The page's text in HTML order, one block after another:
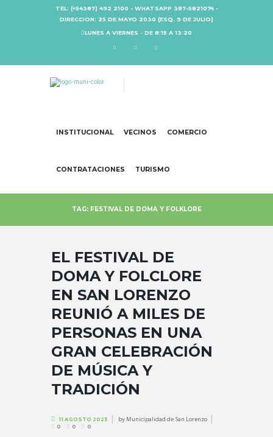
TEL: (+54387) 492 2100 - WHATSAPP 387-5821074 -
DIRECCION: 25 DE MAYO 2030 (ESQ. 9 DE JULIO)
LUNES A VIERNES - DE 8:15 A 13:20
INSTITUCIONAL VECINOS COMERCIO
CONTRATACIONES TURISMO
TAG: FESTIVAL DE DOMA Y FOLKLORE
EL FESTIVAL DE
DOMA Y FOLCLORE
EN SAN LORENZO
REUNIÓ A MILES DE
PERSONAS EN UNA
GRAN CELEBRACIÓN
DE MÚSICA Y
TRADICIÓN
11 AGOSTO 2025 byMunicipalidad de San Lorenzo
0 0 0